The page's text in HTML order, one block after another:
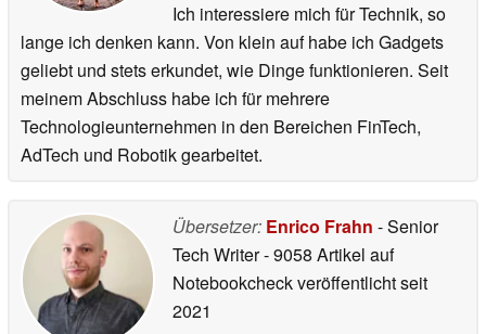
Ich interessiere mich für Technik, so
lange ich denken kann. Von klein auf habe ich Gadgets
geliebt und stets erkundet, wie Dinge funktionieren. Seit
meinem Abschluss habe ich für mehrere
Technologieunternehmen in den Bereichen FinTech,
AdTech und Robotik gearbeitet.
Übersetzer: Enrico Frahn - Senior
Tech Writer- 9058 Artikel auf
Notebookcheck veröffentlichtseit
2021